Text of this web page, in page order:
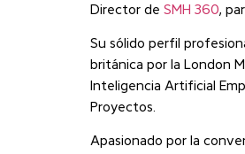
Director de SMH 360,
Su sólido perfil
británica por la London
Inteligencia Artificial
Proyectos.
Apasionado por la